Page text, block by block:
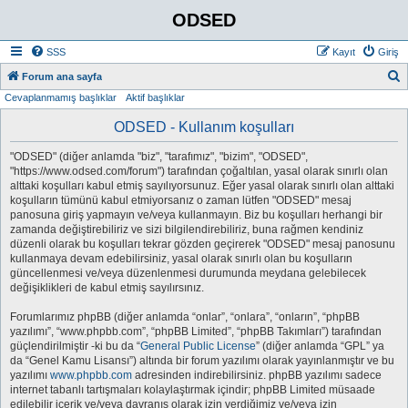
ODSED
SSS Giriş
Kayıt
Forum ana sayfa
Cevaplanmamış başlıklar Aktif başlıklar
ODSED - Kullanım koşulları
"ODSED" (diğer anlamda "biz", "tarafımız", "bizim", "ODSED",
"https://www.odsed.com/forum") tarafından çoğaltılan, yasal olarak sınırlı olan
alttaki koşulları kabul etmiş sayılıyorsunuz. Eğer yasal olarak sınırlı olan alttaki
koşulların tümünü kabul etmiyorsanız o zaman lütfen "ODSED" mesaj
panosuna giriş yapmayın ve/veya kullanmayın. Biz bu koşulları herhangi bir
zamanda değiştirebiliriz ve sizi bilgilendirebiliriz, buna rağmen kendiniz
düzenli olarak bu koşulları tekrar gözden geçirerek "ODSED" mesaj panosunu
kullanmaya devam edebilirsiniz, yasal olarak sınırlı olan bu koşulların
güncellenmesi ve/veya düzenlenmesi durumunda meydana gelebilecek
değişiklikleri de kabul etmiş sayılırsınız.
Forumlarımız phpBB (diğer anlamda “onlar”, “onlara”, “onların”, “phpBB
yazılımı”, “www.phpbb.com”, “phpBB Limited”, “phpBB Takımları”) tarafından
güçlendirilmiştir -ki bu da “General Public License” (diğer anlamda “GPL” ya
da “Genel Kamu Lisansı”) altında bir forum yazılımı olarak yayınlanmıştır ve bu
yazılımı www.phpbb.com adresinden indirebilirsiniz. phpBB yazılımı sadece
internet tabanlı tartışmaları kolaylaştırmak içindir; phpBB Limited müsaade
edilebilir içerik ve/veya davranış olarak izin verdiğimiz ve/veya izin